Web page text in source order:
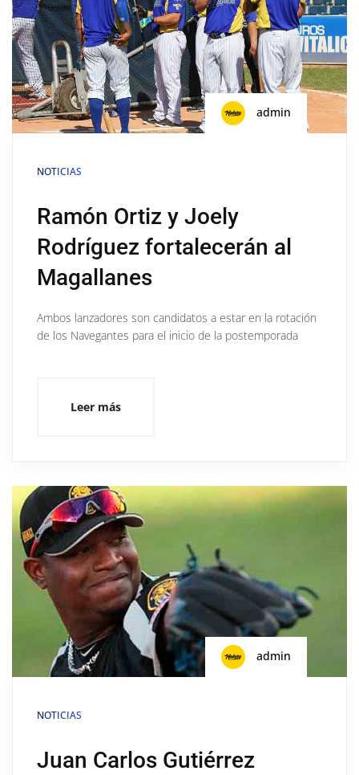
admin
NOTICIAS
Ramón Ortiz y Joely
Rodríguez fortalecerán al
Magallanes
Ambos lanzadores son candidatos a estar en la rotación
de los Navegantes para el inicio de la postemporada
Leer más
admin
NOTICIAS
Juan Carlos Gutiérrez